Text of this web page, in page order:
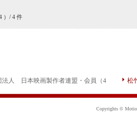
）/ 4 件
法人 日本映画製作者連盟・会員（4
松
Copyrights ©